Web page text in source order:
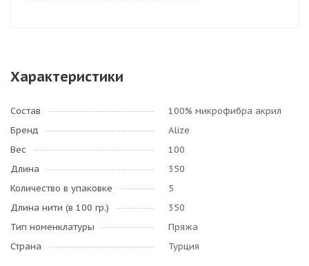
Характеристики
Состав
100% микрофибра акрил
Бренд
Alize
Вес
100
Длина
350
Количество в упаковке
5
Длина нити (в 100 гр.)
350
Тип номенклатуры
Пряжа
Страна
Турция